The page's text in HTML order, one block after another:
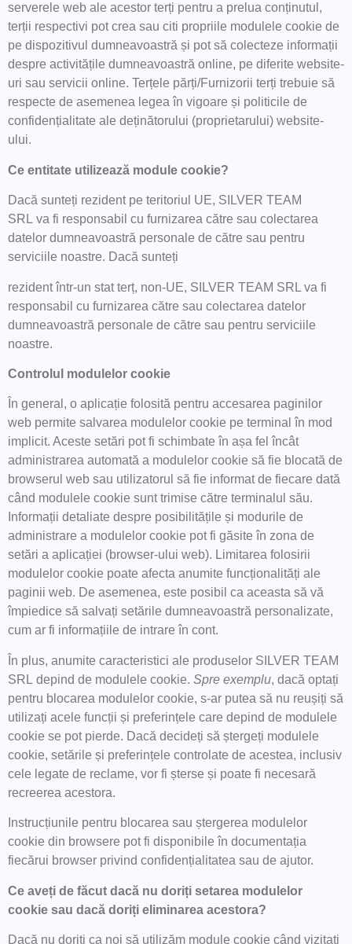
serverele web ale acestor terți pentru a prelua conținutul,
terții respectivi pot crea sau citi propriile modulele cookie de
pe dispozitivul dumneavoastră și pot să colecteze informații
despre activitățile dumneavoastră online, pe diferite website-
uri sau servicii online. Terțele părți/Furnizorii terți trebuie să
respecte de asemenea legea în vigoare și politicile de
confidențialitate ale deținătorului (proprietarului) website-
ului.
Ce entitate utilizează module cookie?
Dacă sunteți rezident pe teritoriul UE, SILVER TEAM
SRL va fi responsabil cu furnizarea către sau colectarea
datelor dumneavoastră personale de către sau pentru
serviciile noastre. Dacă sunteți
rezident într-un stat terț, non-UE, SILVER TEAM SRL va fi
responsabil cu furnizarea către sau colectarea datelor
dumneavoastră personale de către sau pentru serviciile
noastre.
Controlul modulelor cookie
În general, o aplicație folosită pentru accesarea paginilor
web permite salvarea modulelor cookie pe terminal în mod
implicit. Aceste setări pot fi schimbate în așa fel încât
administrarea automată a modulelor cookie să fie blocată de
browserul web sau utilizatorul să fie informat de fiecare dată
când modulele cookie sunt trimise către terminalul său.
Informații detaliate despre posibilitățile și modurile de
administrare a modulelor cookie pot fi găsite în zona de
setări a aplicației (browser-ului web). Limitarea folosirii
modulelor cookie poate afecta anumite funcționalități ale
paginii web. De asemenea, este posibil ca aceasta să vă
împiedice să salvați setările dumneavoastră personalizate,
cum ar fi informațiile de intrare în cont.
În plus, anumite caracteristici ale produselor SILVER TEAM
SRL depind de modulele cookie. Spre exemplu, dacă optați
pentru blocarea modulelor cookie, s-ar putea să nu reușiți să
utilizați acele funcții și preferințele care depind de modulele
cookie se pot pierde. Dacă decideți să ștergeți modulele
cookie, setările și preferințele controlate de acestea, inclusiv
cele legate de reclame, vor fi șterse și poate fi necesară
recreerea acestora.
Instrucțiunile pentru blocarea sau ștergerea modulelor
cookie din browsere pot fi disponibile în documentația
fiecărui browser privind confidențialitatea sau de ajutor.
Ce aveți de făcut dacă nu doriți setarea modulelor
cookie sau dacă doriți eliminarea acestora?
Dacă nu doriți ca noi să utilizăm module cookie când vizitați